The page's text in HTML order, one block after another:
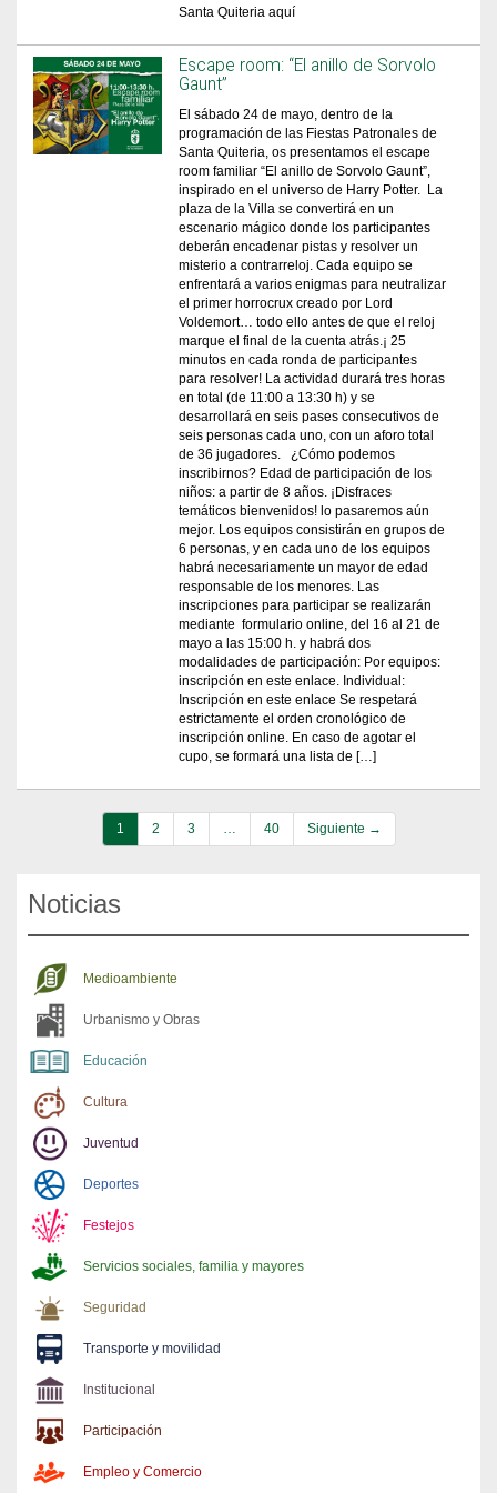
Santa Quiteria aquí
Escape room: “El anillo de Sorvolo
Gaunt”
El sábado 24 de mayo, dentro de la
programación de las Fiestas Patronales de
Santa Quiteria, os presentamos el escape
room familiar “El anillo de Sorvolo Gaunt”,
inspirado en el universo de Harry Potter. La
plaza de la Villa se convertirá en un
escenario mágico donde los participantes
deberán encadenar pistas y resolver un
misterio a contrarreloj. Cada equipo se
enfrentará a varios enigmas para neutralizar
el primer horrocrux creado por Lord
Voldemort… todo ello antes de que el reloj
marque el final de la cuenta atrás.¡ 25
minutos en cada ronda de participantes
para resolver! La actividad durará tres horas
en total (de 11:00 a 13:30 h) y se
desarrollará en seis pases consecutivos de
seis personas cada uno, con un aforo total
de 36 jugadores. ¿Cómo podemos
inscribirnos? Edad de participación de los
niños: a partir de 8 años. ¡Disfraces
temáticos bienvenidos! lo pasaremos aún
mejor. Los equipos consistirán en grupos de
6 personas, y en cada uno de los equipos
habrá necesariamente un mayor de edad
responsable de los menores. Las
inscripciones para participar se realizarán
mediante formulario online, del 16 al 21 de
mayo a las 15:00 h. y habrá dos
modalidades de participación: Por equipos:
inscripción en este enlace. Individual:
Inscripción en este enlace Se respetará
estrictamente el orden cronológico de
inscripción online. En caso de agotar el
cupo, se formará una lista de […]
1 2 3 … 40 Siguiente →
Noticias
Medioambiente
Urbanismo y Obras
Educación
Cultura
Juventud
Deportes
Festejos
Servicios sociales, familia y mayores
Seguridad
Transporte y movilidad
Institucional
Participación
Empleo y Comercio